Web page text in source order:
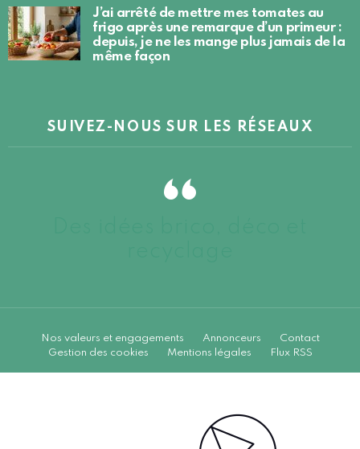
J’ai arrêté de mettre mes tomates au
frigo après une remarque d’un primeur :
depuis, je ne les mange plus jamais de la
même façon
SUIVEZ-NOUS SUR LES RÉSEAUX
Nos valeurs et engagements Annonceurs
Contact
Gestion des cookies
Mentions légales Flux RSS